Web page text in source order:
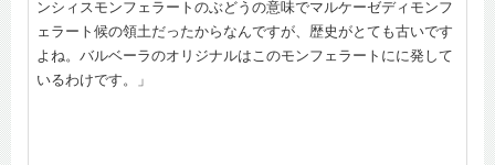
ンシィスモンフェラートのぶどうの意味でマルケーゼディモンフ
ェラート候の領土だったからなんですが、歴史がとても古いです
よね。バルベーラのオリジナルはこのモンフェラートにに発して
いるわけです。」